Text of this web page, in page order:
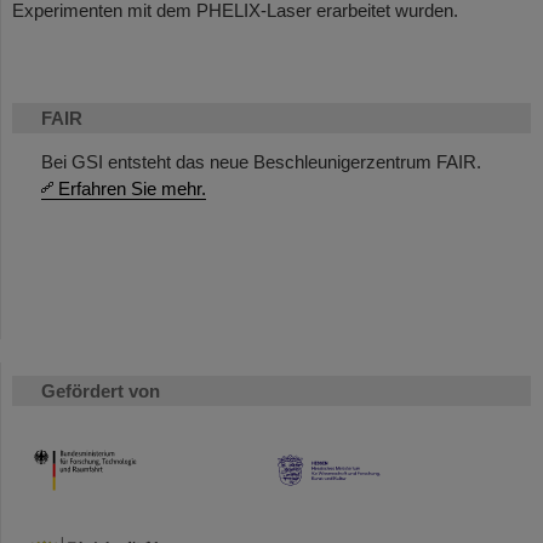
FAIR
Bei GSI entsteht das neue Beschleunigerzentrum FAIR.
Erfahren Sie mehr.
Gefördert von
HMWK
Experimenten mit dem PHELIX-Laser erarbeitet wurden.